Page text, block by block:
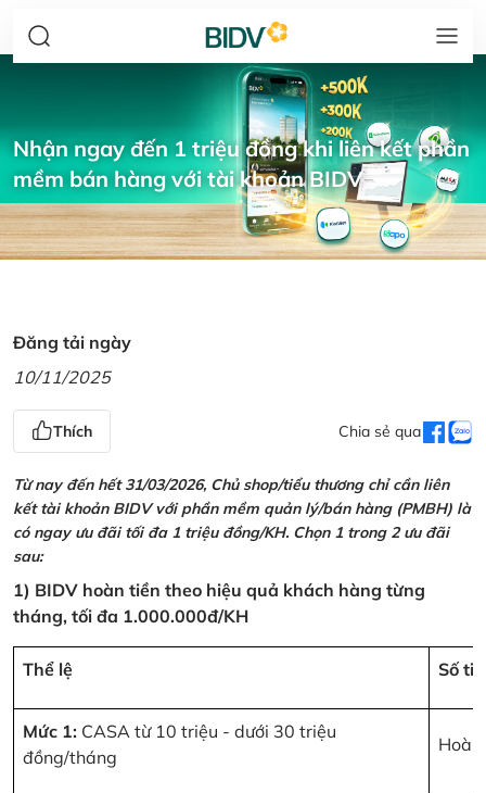
Nhận ngay đến 1 triệu đồng khi liên kết phần
mềm bán hàng với tài khoản BIDV
Đăng tải ngày
10/11/2025
Thích Chia sẻ qua
Từ nay đến hết 31/03/2026, Chủ shop/tiểu thương chỉ cần liên
kết tài khoản BIDV với phần mềm quản lý/bán hàng (PMBH) là
có ngay ưu đãi tối đa 1 triệu đồng/KH. Chọn 1 trong 2 ưu đãi
sau:
1) BIDV hoàn tiền theo hiệu quả khách hàng từng
tháng, tối đa 1.000.000đ/KH
Thể lệ Số
Mức 1: CASA từ 10 triệu - dưới 30 triệu
đồng/tháng